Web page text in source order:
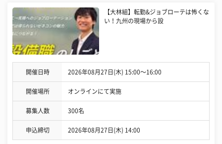
【大林組】転勤&ジョブローテは怖くな
い！九州の現場から設
開催日時 2026年08月27日(木) 15:00〜16:00
開催場所 オンラインにて実施
募集人数 300名
申込締切 2026年08月27日(木) 14:00